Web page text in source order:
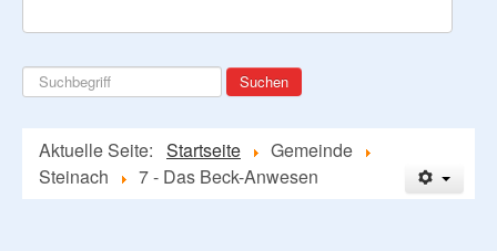
Suchen
...
Suchen
Aktuelle Seite: Startseite
Gemeinde
Steinach
7 - Das Beck-Anwesen